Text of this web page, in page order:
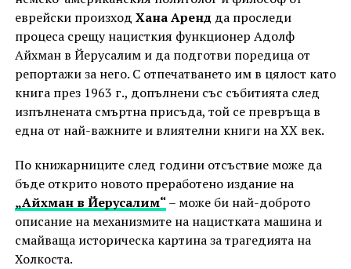
еврейски произход Хана Аренд да проследи
процеса срещу нацисткия функционер Адолф
Айхман в Йерусалим и да подготви поредица от
репортажи за него. С отпечатването им в цялост като
книга през 1963 г., допълнени със събитията след
изпълнената смъртна присъда, той се превръща в
една от най-важните и влиятелни книги на XX век.
По книжарниците след години отсъствие може да
бъде открито новото преработено издание на
„Айхман в Йерусалим“– може би най-доброто
описание на механизмите на нацистката машина и
смайваща историческа картина за трагедията на
Холкоста.